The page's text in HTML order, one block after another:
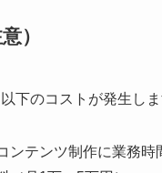
）
下のコストが発生しま
テンツ制作に業務時